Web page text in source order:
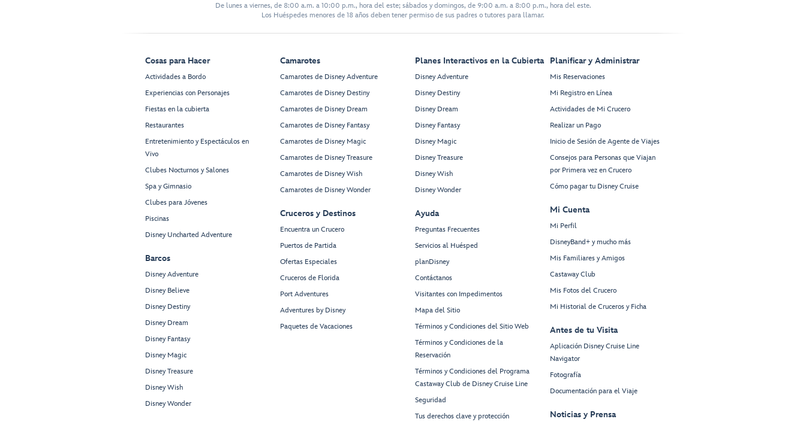
De lunes a viernes, de 8:00 a.m. a 10:00 p.m., hora del este; sábados y domingos, de 9:00 a.m. a 8:00 p.m., hora del este.
Los Huéspedes menores de 18 años deben tener permiso de sus padres o tutores para llamar.
Cosas para Hacer
Actividades a Bordo
Experiencias con Personajes
Fiestas en la cubierta
Restaurantes
Entretenimiento y Espectáculos en
Vivo
Clubes Nocturnos y Salones
Spa y Gimnasio
Clubes para Jóvenes
Piscinas
Disney Uncharted Adventure
Barcos
Disney Adventure
Disney Believe
Disney Destiny
Disney Dream
Disney Fantasy
Disney Magic
Disney Treasure
Disney Wish
Disney Wonder
Camarotes
Camarotes de Disney Adventure
Camarotes de Disney Destiny
Camarotes de Disney Dream
Camarotes de Disney Fantasy
Camarotes de Disney Magic
Camarotes de Disney Treasure
Camarotes de Disney Wish
Camarotes de Disney Wonder
Cruceros y Destinos
Encuentra un Crucero
Puertos de Partida
Ofertas Especiales
Cruceros de Florida
Port Adventures
Adventures by Disney
Paquetes de Vacaciones
Planes Interactivos en la Cubierta
Disney Adventure
Disney Destiny
Disney Dream
Disney Fantasy
Disney Magic
Disney Treasure
Disney Wish
Disney Wonder
Ayuda
Preguntas Frecuentes
Servicios al Huésped
planDisney
Contáctanos
Visitantes con Impedimentos
Mapa del Sitio
Términos y Condiciones del Sitio Web
Términos y Condiciones de la
Reservación
Términos y Condiciones del Programa
Castaway Club de Disney Cruise Line
Seguridad
Tus derechos clave y protección
Planificar y Administrar
Mis Reservaciones
Mi Registro en Línea
Actividades de Mi Crucero
Realizar un Pago
Inicio de Sesión de Agente de Viajes
Consejos para Personas que Viajan
por Primera vez en Crucero
Cómo pagar tu Disney Cruise
Mi Cuenta
Mi Perfil
DisneyBand+ y mucho más
Mis Familiares y Amigos
Castaway Club
Mis Fotos del Crucero
Mi Historial de Cruceros y Ficha
Antes de tu Visita
Aplicación Disney Cruise Line
Navigator
Fotografía
Documentación para el Viaje
Noticias y Prensa